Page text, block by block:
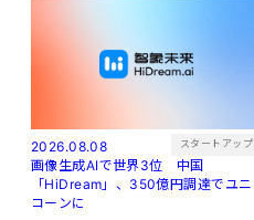
2026.08.08 スタートアップ
画像生成AIで世界3位 中国
「HiDream」、350億円調達でユニ
コーンに